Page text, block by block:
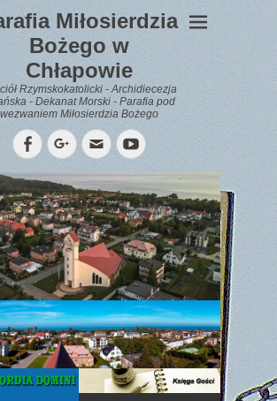
Miłosierdzia
Bożego w
Chłapowie
Rzymskokatolicki - Archidiecezja
- Dekanat Morski - Parafia pod
wezwaniem Miłosierdzia Bożego
FacebookGoogleplus
EmailYouTube
WYPOCZYNEK